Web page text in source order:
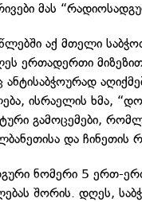
მას
აქ მთელი
ერთადერთი
ისრაელის ხმა,
გამოცემები,
და ჩინეთის
ნომერი 5 ერთ-
შორის. დღეს,